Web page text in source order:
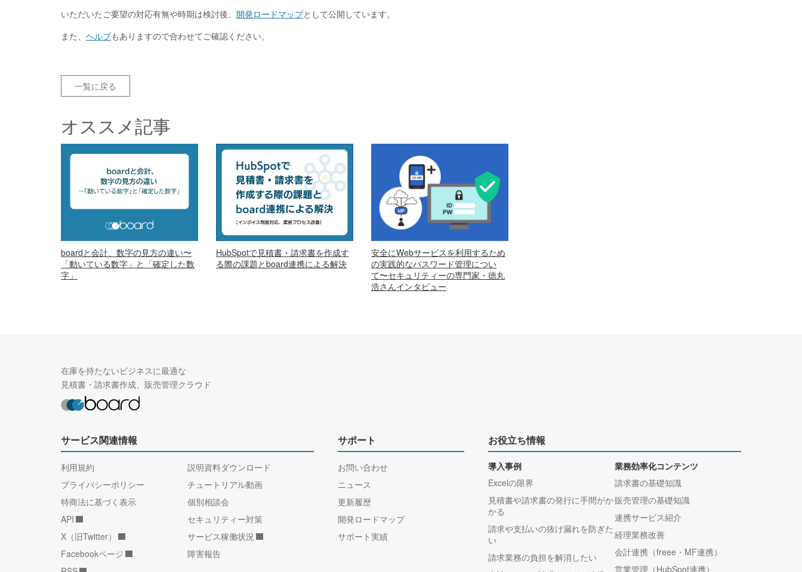
いただいたご要望の対応有無や時期は検討後、 開発ロードマップとして公開しています。
また、 ヘルプもありますので合わせてご確認ください。
一覧に戻る
オススメ記事
boardと会計、数字の見方の違い〜
「動いている数字」と「確定した数
字」
HubSpotで見積書・請求書を作成す
る際の課題とboard連携による解決
安全にWebサービスを利用するため
の実践的なパスワード管理につい
て〜セキュリティーの専門家・徳丸
浩さんインタビュー
在庫を持たないビジネスに最適な
見積書・請求書作成、販売管理クラウド
サービス関連情報
利用規約
プライバシーポリシー
特商法に基づく表示
API
X（旧Twitter）
Facebookページ
説明資料ダウンロード
チュートリアル動画
個別相談会
セキュリティー対策
サービス稼働状況
障害報告
サポート
お問い合わせ
ニュース
更新履歴
開発ロードマップ
サポート実績
お役立ち情報
導入事例
Excelの限界
見積書や請求書の発行に手間がか
かる
請求や支払いの抜け漏れを防ぎた
い
請求業務の負担を解消したい
業務効率化コンテンツ
請求書の基礎知識
販売管理の基礎知識
連携サービス紹介
経理業務改善
会計連携（freee・MF連携）
営業管理（HubSpot連携）